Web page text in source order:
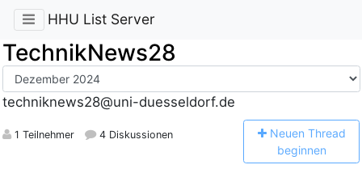
HHU List Server
TechnikNews28
techniknews28@uni-duesseldorf.de
1 Teilnehmer 4 Diskussionen Neuen Thread
beginnen